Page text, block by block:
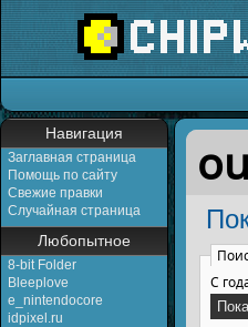
Навигация
Заглавная страница
Помощь по сайту
Свежие правки
Случайная страница
Любопытное
8-bit Folder
Bleeplove
e_nintendocore
idpixel.ru
Перейти к:
С